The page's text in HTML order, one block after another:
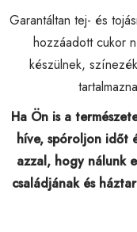
Garantáltan tej- és
hozzáadott cukor
készülnek,
Ha Ön is a
híve, spóroljon időt
azzal, hogy nálunk
családjának és